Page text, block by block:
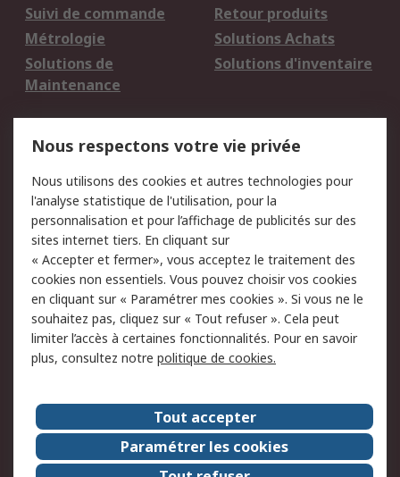
Suivi de commande
Retour produits
Métrologie
Solutions Achats
Solutions de
Maintenance
Solutions d'inventaire
du site
Politique de protection
des données - Mise à
jour
Sécurité des E-mails
Conditions générales
de vente
Politique anti-
corruption
Campagnes marketing
A propos de RS
A propos de RS France
Evénements
Le groupe RS Group Plc
Presse
RS dans le monde
Démarche RSE
Nous respectons votre vie privée
Nous utilisons des cookies et autres technologies pour
l'analyse statistique de l'utilisation, pour la
personnalisation et pour l’affichage de publicités sur des
sites internet tiers. En cliquant sur
« Accepter et fermer», vous acceptez le traitement des
cookies non essentiels. Vous pouvez choisir vos cookies
en cliquant sur « Paramétrer mes cookies ». Si vous ne le
souhaitez pas, cliquez sur « Tout refuser ». Cela peut
limiter l’accès à certaines fonctionnalités. Pour en savoir
plus, consultez notre politique de cookies.
Tout accepter
Paramétrer les cookies